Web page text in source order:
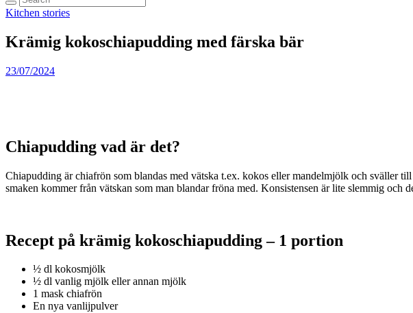
Kitchen stories
Krämig kokoschiapudding med färska bär
23/07/2024
Chiapudding vad är det?
Chiapudding är chiafrön som blandas med vätska t.ex. kokos eller mandelmjölk och sväller
smaken kommer från vätskan som man blandar fröna med. Konsistensen är lite slemmig och
Recept på krämig kokoschiapudding – 1 portion
½ dl kokosmjölk
½ dl vanlig mjölk eller annan mjölk
1 mask chiafrön
En nya vanlijpulver